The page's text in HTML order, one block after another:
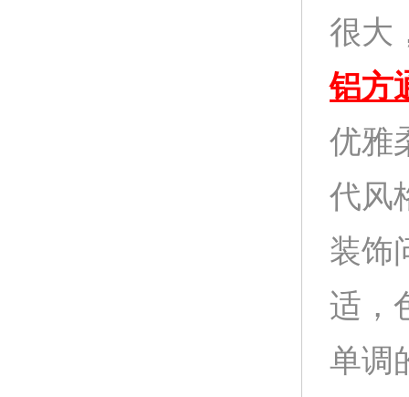
很大
铝方
优雅
代风
装饰
适，
单调